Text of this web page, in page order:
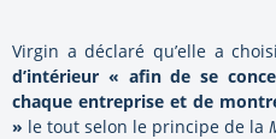
Virgin a déclaré qu’elle a
d’intérieur « afin de se
chaque entreprise et de
» le tout selon le principe de la